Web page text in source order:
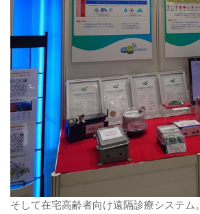
そして在宅高齢者向け遠隔診療システム。